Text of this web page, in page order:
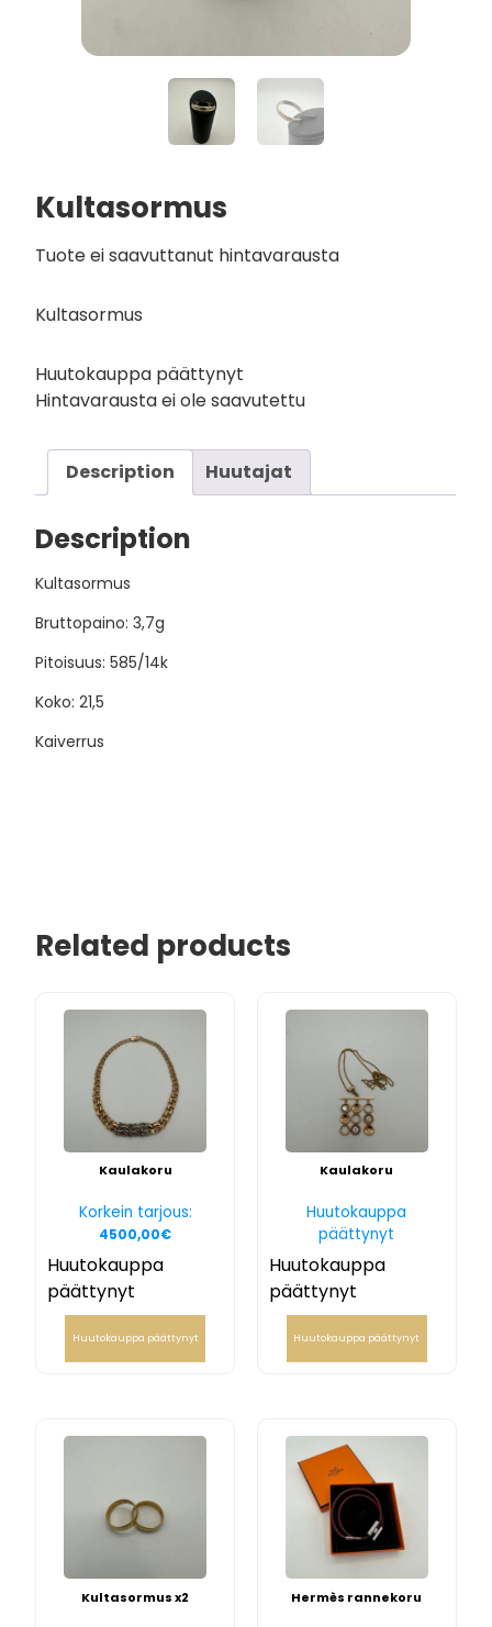
Kultasormus
Tuote ei saavuttanut hintavarausta
Kultasormus
Huutokauppa päättynyt
Hintavarausta ei ole saavutettu
Description Huutajat
Description
Kultasormus
Bruttopaino: 3,7g
Pitoisuus: 585/14k
Koko: 21,5
Kaiverrus
Related products
Kaulakoru
Korkein tarjous:
4500,00€
Huutokauppa
päättynyt
Huutokauppa päättynyt
Kaulakoru
Huutokauppa
päättynyt
Huutokauppa
päättynyt
Huutokauppa päättynyt
Kultasormus x2 Hermès rannekoru